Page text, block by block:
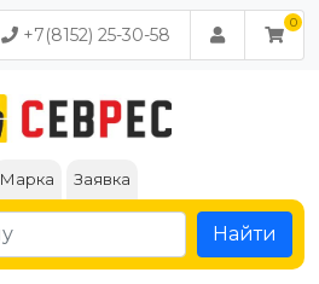
+7(8152) 25-30-58
Марка Заявка
Найти